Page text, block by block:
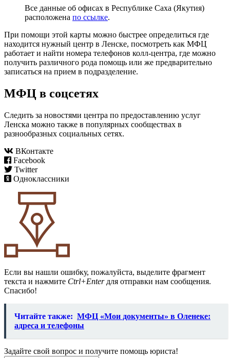
Все данные об офисах в Республике Саха (Якутия)
расположена по ссылке.
При помощи этой карты можно быстрее определиться где
находится нужный центр в Ленске, посмотреть как МФЦ
работает и найти номера телефонов колл-центра, где можно
получить различного рода помощь или же предварительно
записаться на прием в подразделение.
МФЦ в соцсетях
Следить за новостями центра по предоставлению услуг
Ленска можно также в популярных сообществах в
разнообразных социальных сетях.
ВКонтакте
Facebook
Twitter
Одноклассники
Если вы нашли ошибку, пожалуйста, выделите фрагмент
текста и нажмите Ctrl+Enterдля отправки нам сообщения.
Спасибо!
Читайте также: МФЦ «Мои документы» в Оленеке:
адреса и телефоны
Задайте свой вопрос и получите помощь юриста!